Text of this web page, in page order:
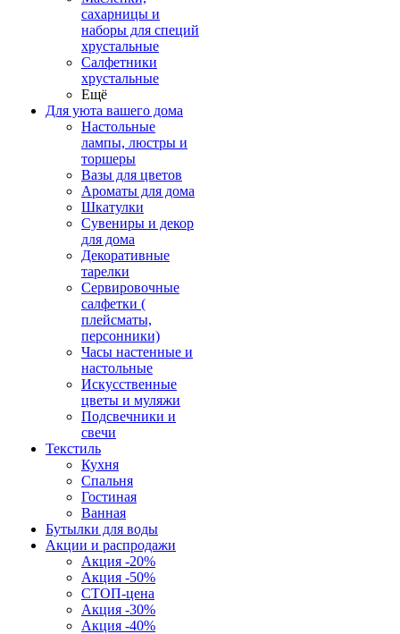
сахарницы и
наборы для специй
хрустальные
Салфетники
хрустальные
Ещё
Для уюта вашего дома
Настольные
лампы, люстры и
торшеры
Вазы для цветов
Ароматы для дома
Шкатулки
Сувениры и декор
для дома
Декоративные
тарелки
Сервировочные
салфетки (
плейсматы,
персонники)
Часы настенные и
настольные
Искусственные
цветы и муляжи
Подсвечники и
свечи
Текстиль
Кухня
Спальня
Гостиная
Ванная
Бутылки для воды
Акции и распродажи
Акция -20%
Акция -50%
СТОП-цена
Акция -30%
Акция -40%